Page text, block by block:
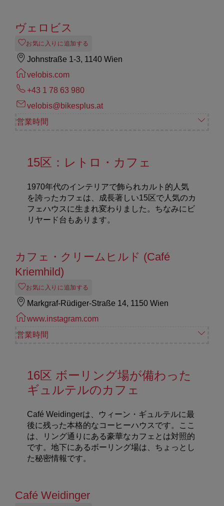
ヴェロビス
お気に入りに追加する
Johnstraße 1-3, 1140 Wien
velobis.com
+43 1 78 63 980
velobis@bikesplus.at
営業時間
15区：レトロ・カフェ
1970年代のインテリアで飾られカルト的人気
を誇ったカフェは、成長著しい15区で人気のカ
フェハウスに生まれ変わりました。ちなみにビ
リヤード台もあります。
カフェ・クリームヒルド (Café
Kriemhild)
お気に入りに追加する
Markgraf-Rüdiger-Straße 14, 1150 Wien
www.instagram.com
営業時間
16区 ボーリング場が備わった
ギュルテルのカフェ
Café Weidingerは、ウィーン・ギュルテルに最
後に残った本格的なコーヒーハウスです。ここ
は、リング通りにある豪華なカフェとは対照的
です。地下にあるボーリング場は、ちょっとし
た秘密情報です。
Café Weidinger